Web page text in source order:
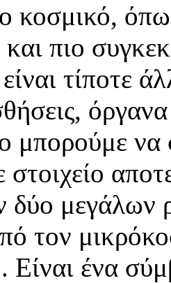
κοσμικό,
πιο
τίποτε
μπορούμε
μεγάλων
τον
ένα